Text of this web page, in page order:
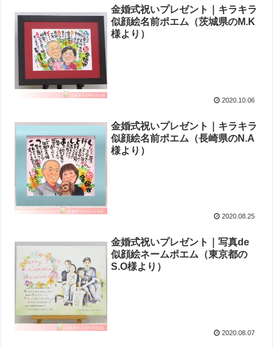
金婚式祝いプレゼント｜キラキラ
似顔絵名前ポエム（茨城県のM.K
様より ）
2020.10.06
金婚式祝いプレゼント｜キラキラ
似顔絵名前ポエム（長崎県のN.A
様より）
2020.08.25
金婚式祝いプレゼント｜写真de
似顔絵ネームポエム（東京都の
S.O様より ）
2020.08.07